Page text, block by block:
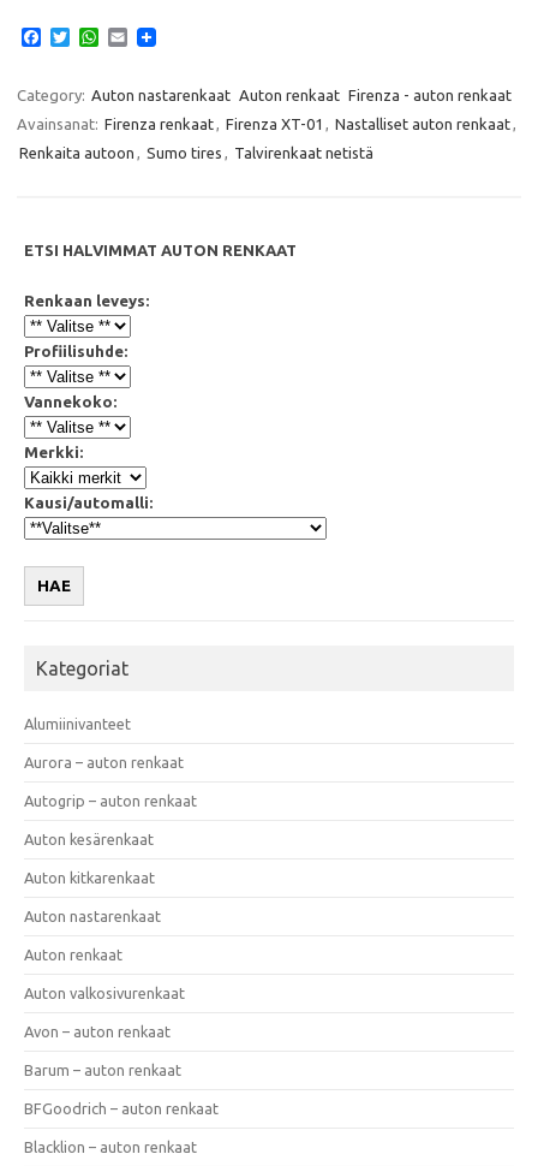
e
b
o
o
T
t
e
r
W
t
s
A
p
E
i
Category: Auton nastarenkaat Auton renkaat Firenza - auton renkaat
Avainsanat: Firenza renkaat Firenza XT-01 Nastalliset auton renkaat
Renkaita autoon
Sumo tires Talvirenkaat netistä
ETSI HALVIMMAT AUTON RENKAAT
Renkaan leveys:
Profiilisuhde:
Vannekoko:
Merkki:
Kausi/automalli:
HAE
Kategoriat
Alumiinivanteet
Aurora – auton renkaat
Autogrip – auton renkaat
Auton kesärenkaat
Auton kitkarenkaat
Auton nastarenkaat
Auton renkaat
Auton valkosivurenkaat
Avon – auton renkaat
Barum – auton renkaat
BFGoodrich – auton renkaat
Blacklion – auton renkaat